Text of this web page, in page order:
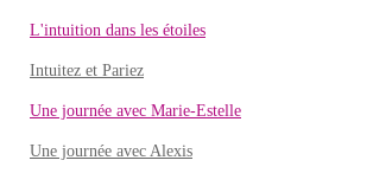
L'intuition dans les étoiles
Intuitez et Pariez
Une journée avec Marie-Estelle
Une journée avec Alexis